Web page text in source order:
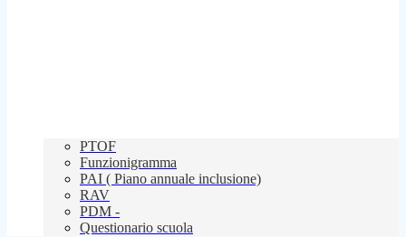
PTOF
Funzionigramma
PAI ( Piano annuale inclusione)
RAV
PDM -
Questionario scuola